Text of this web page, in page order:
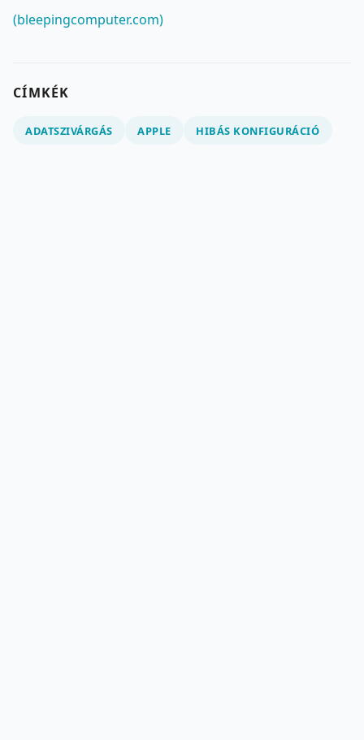
(bleepingcomputer.com)
CÍMKÉK
ADATSZIVÁRGÁS APPLE HIBÁS KONFIGURÁCIÓ